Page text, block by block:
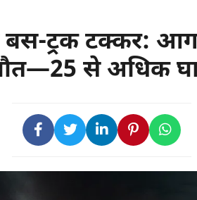
ट्रक टक्कर:
से अधिक